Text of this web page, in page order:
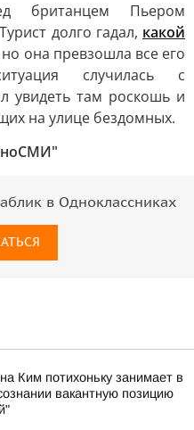
британцем Пьером
долго гадал, какой
но она превзошла все его
случилась с
увидеть там роскошь и
на улице бездомных.
в Одноклассниках
Ким потихоньку занимает в
вакантную позицию